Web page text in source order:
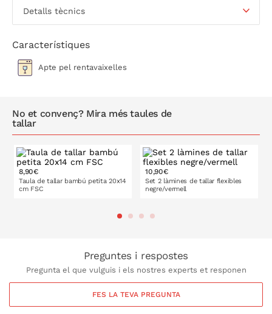
Aptes per al rentaplats
Vermella: 28 x 20 cm
Verd: 43 x 33 cm
Detalls tècnics
Característiques
Apte pel rentavaixelles
No et convenç? Mira més taules de
tallar
8,90€
Taula de tallar bambú petita 20x14
cm FSC
10,90€
Set 2 làmines de tallar flexibles
negre/vermell
Preguntes i respostes
Pregunta el que vulguis i els nostres experts et responen
FES LA TEVA PREGUNTA